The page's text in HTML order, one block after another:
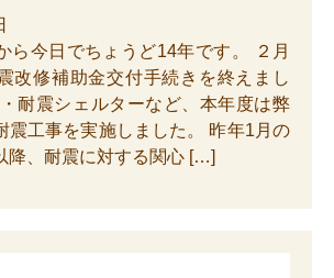
ら今日でちょうど14年です。 ２月
改修補助金交付手続きを終えまし
耐震シェルターなど、本年度は弊
震工事を実施しました。 昨年1月の
降、耐震に対する関心 […]